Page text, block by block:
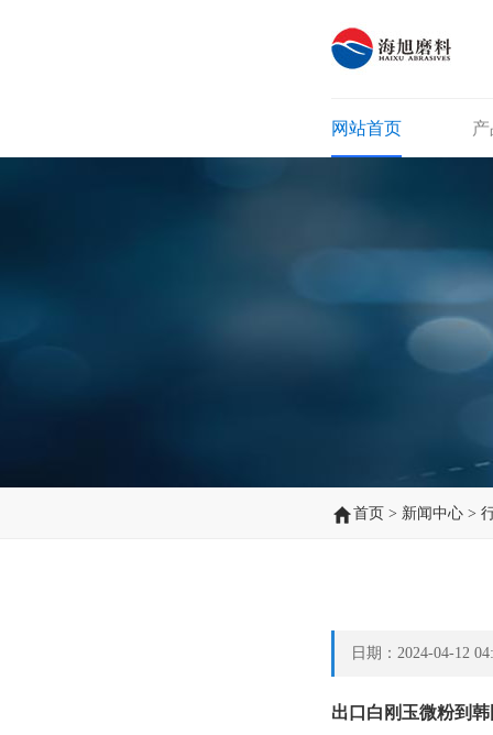
网站首页
首页 > 新闻中心 >
日期：2024-04-12
出口白刚玉微粉到